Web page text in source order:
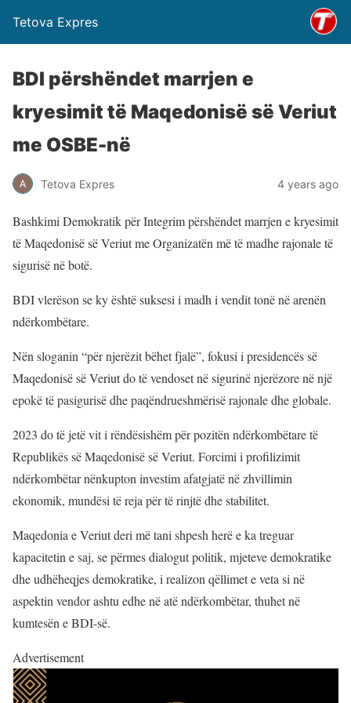
Tetova Expres
BDI përshëndet marrjen e
kryesimit të Maqedonisë së Veriut
me OSBE-në
Tetova Expres 4 years ago
Bashkimi Demokratik për Integrim përshëndet marrjen e kryesimit
të Maqedonisë së Veriut me Organizatën më të madhe rajonale të
sigurisë në botë.
BDI vlerëson se ky është suksesi i madh i vendit tonë në arenën
ndërkombëtare.
Nën sloganin “për njerëzit bëhet fjalë”, fokusi i presidencës së
Maqedonisë së Veriut do të vendoset në sigurinë njerëzore në një
epokë të pasigurisë dhe paqëndrueshmërisë rajonale dhe globale.
2023 do të jetë vit i rëndësishëm për pozitën ndërkombëtare të
Republikës së Maqedonisë së Veriut. Forcimi i profilizimit
ndërkombëtar nënkupton investim afatgjatë në zhvillimin
ekonomik, mundësi të reja për të rinjtë dhe stabilitet.
Maqedonia e Veriut deri më tani shpesh herë e ka treguar
kapacitetin e saj, se përmes dialogut politik, mjeteve demokratike
dhe udhëheqjes demokratike, i realizon qëllimet e veta si në
aspektin vendor ashtu edhe në atë ndërkombëtar, thuhet në
kumtesën e BDI-së.
Advertisement